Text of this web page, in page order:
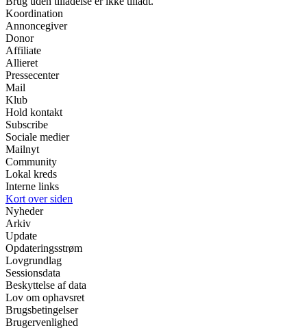
Koordination
Annoncegiver
Donor
Affiliate
Allieret
Pressecenter
Mail
Klub
Hold kontakt
Subscribe
Sociale medier
Mailnyt
Community
Lokal kreds
Interne links
Kort over siden
Nyheder
Arkiv
Update
Opdateringsstrøm
Lovgrundlag
Sessionsdata
Beskyttelse af data
Lov om ophavsret
Brugsbetingelser
Brugervenlighed